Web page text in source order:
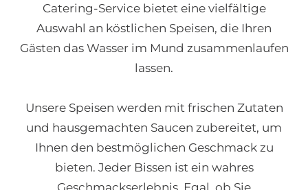
Catering-Service bietet eine vielfältige
Auswahl an köstlichen Speisen, die Ihren
Gästen das Wasser im Mund zusammenlaufen
lassen.
Unsere Speisen werden mit frischen Zutaten
und hausgemachten Saucen zubereitet, um
Ihnen den bestmöglichen Geschmack zu
bieten. Jeder Bissen ist ein wahres